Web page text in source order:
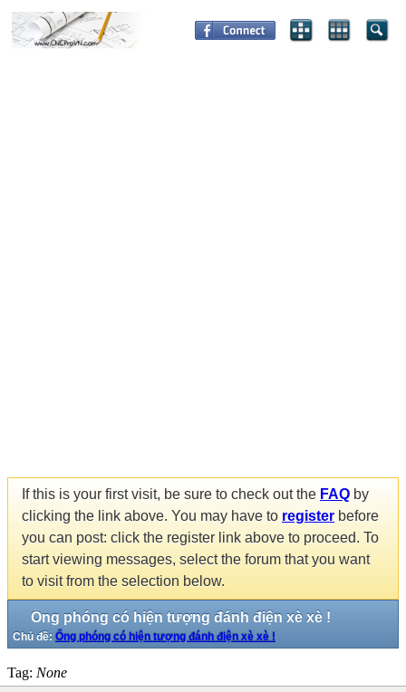
If this is your first visit, be sure to check out the FAQ by
clicking the link above. You may have to register before
you can post: click the register link above to proceed. To
start viewing messages, select the forum that you want
to visit from the selection below.
Ống phóng có hiện tượng đánh điện xè xè !
Chủ đề: Ống phóng có hiện tượng đánh điện xè xè !
Tag: None